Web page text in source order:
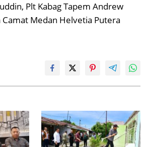
Plt Kabag Tapem Andrew
Camat Medan Helvetia Putera